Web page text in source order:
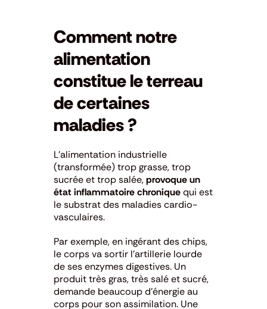
Comment notre
alimentation
constitue le terreau
de certaines
maladies ?
L’alimentation industrielle
(transformée) trop grasse, trop
sucrée et trop salée,provoque un
état inflammatoire chroniquequi est
le substrat des maladies cardio-
vasculaires.
Par exemple, en ingérant des chips,
le corps va sortir l’artillerie lourde
de ses enzymes digestives. Un
produit très gras, très salé et sucré,
demande beaucoup d’énergie au
corps pour son assimilation. Une